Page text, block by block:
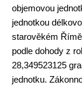
objemovou
jednotkou
starověkém
podle dohody z
28,349523125
jednotku.